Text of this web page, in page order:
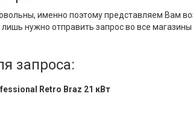
именно поэтому представляем Вам
нужно отправить запрос во все
запроса:
Retro Braz 21 кВт